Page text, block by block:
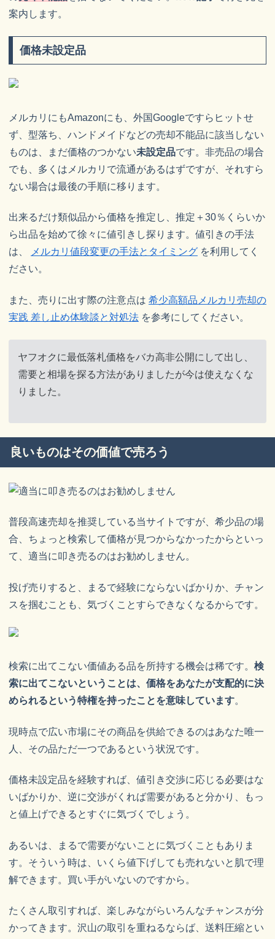
案内します。
価格未設定品
メルカリにもAmazonにも、外国Googleですらヒットせ
ず、型落ち、ハンドメイドなどの売却不能品に該当しない
ものは、まだ価格のつかない未設定品です。非売品の場合
でも、多くはメルカリで流通があるはずですが、それすら
ない場合は最後の手順に移ります。
出来るだけ類似品から価格を推定し、推定＋30％くらいか
ら出品を始めて徐々に値引きし探ります。値引きの手法
は、
メルカリ値段変更の手法とタイミング を利用してく
ださい。
また、売りに出す際の注意点は 希少高額品メルカリ売却の
実践 差し止め体験談と対処法 を参考にしてください。
ヤフオクに最低落札価格をバカ高非公開にして出し、
需要と相場を探る方法がありましたが今は使えなくな
りました。
良いものはその価値で売ろう
普段高速売却を推奨している当サイトですが、希少品の場
合、ちょっと検索して価格が見つからなかったからといっ
て、適当に叩き売るのはお勧めしません。
投げ売りすると、まるで経験にならないばかりか、チャン
スを掴むことも、気づくことすらできなくなるからです。
検索に出てこない価値ある品を所持する機会は稀です。 検
索に出てこないということは、価格をあなたが支配的に決
められるという特権を持ったことを意味しています。
現時点で広い市場にその商品を供給できるのはあなた唯一
人、その品ただ一つであるという状況です。
価格未設定品を経験すれば、値引き交渉に応じる必要はな
いばかりか、逆に交渉がくれば需要があると分かり、もっ
と値上げできるとすぐに気づくでしょう。
あるいは、まるで需要がないことに気づくこともありま
す。そういう時は、いくら値下げしても売れないと肌で理
解できます。買い手がいないのですから。
たくさん取引すれば、楽しみながらいろんなチャンスが分
かってきます。沢山の取引を重ねるならば、送料圧縮とい